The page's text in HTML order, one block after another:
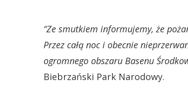
“Ze smutkiem informujemy, że
Przez całą noc i obecnie
ogromnego obszaru Basenu
Biebrzański Park Narodowy.